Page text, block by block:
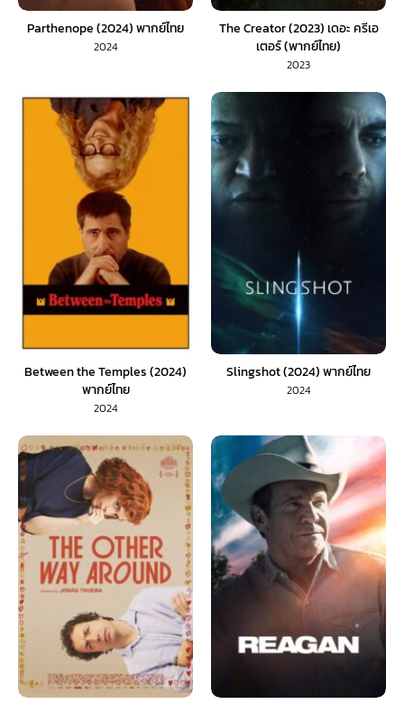
Parthenope (2024) พากย์ไทย
2024
The Creator (2023) เดอะ ครีเอ
เตอร์ (พากย์ไทย)
2023
Between the Temples (2024)
พากย์ไทย
2024
Slingshot (2024) พากย์ไทย
2024